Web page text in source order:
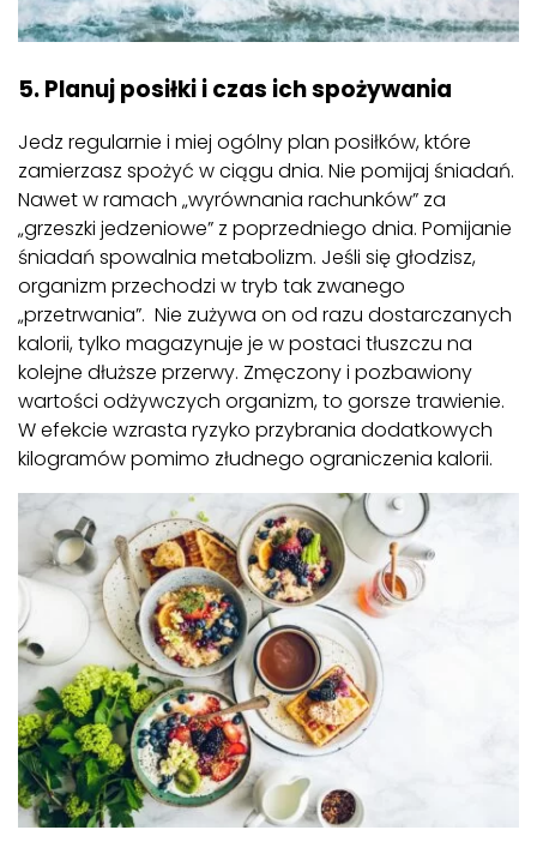
5. Planuj posiłki i czas ich spożywania
Jedz regularnie i miej ogólny plan posiłków, które
zamierzasz spożyć w ciągu dnia. Nie pomijaj śniadań.
Nawet w ramach „wyrównania rachunków” za
„grzeszki jedzeniowe” z poprzedniego dnia. Pomijanie
śniadań spowalnia metabolizm. Jeśli się głodzisz,
organizm przechodzi w tryb tak zwanego
„przetrwania”. Nie zużywa on od razu dostarczanych
kalorii, tylko magazynuje je w postaci tłuszczu na
kolejne dłuższe przerwy. Zmęczony i pozbawiony
wartości odżywczych organizm, to gorsze trawienie.
W efekcie wzrasta ryzyko przybrania dodatkowych
kilogramów pomimo złudnego ograniczenia kalorii.